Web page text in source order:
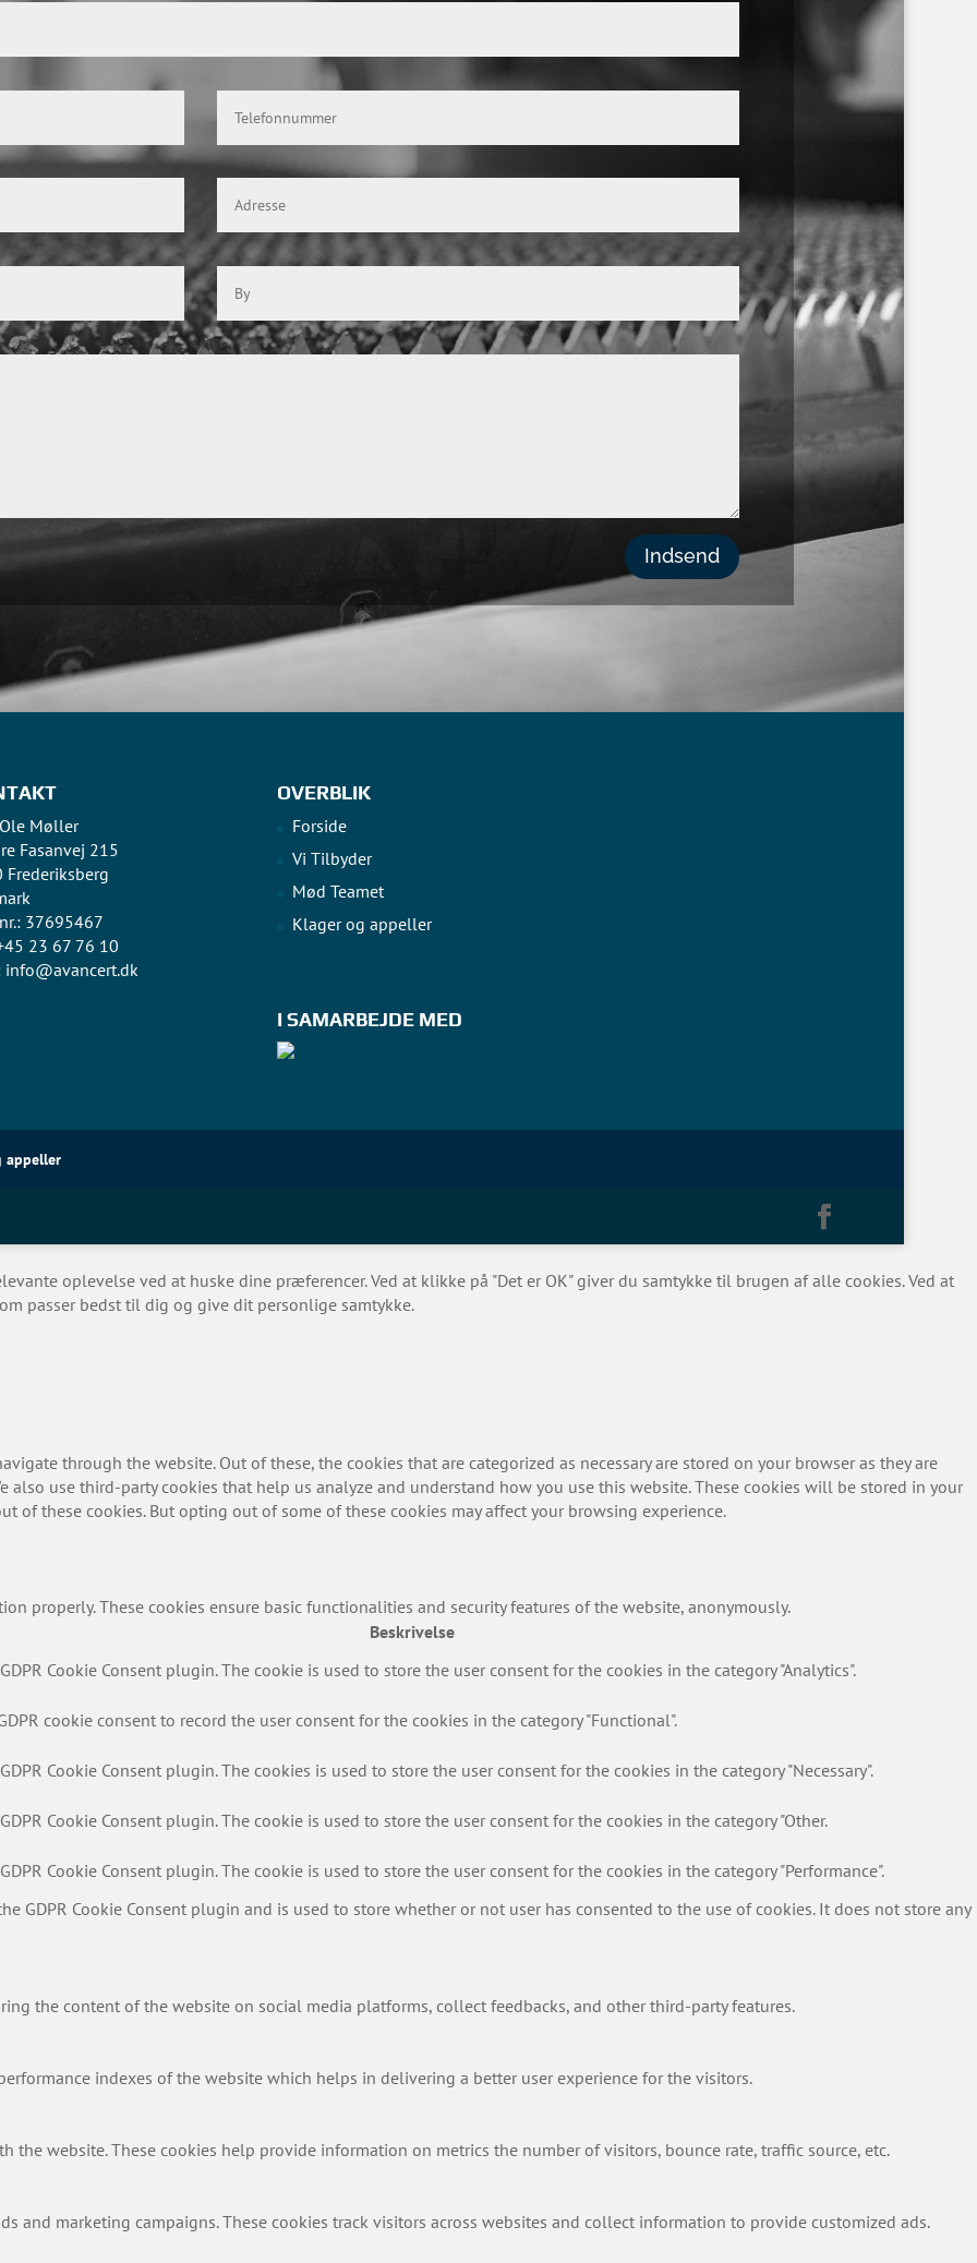
Indsend
Møller
Fasanvej 215
Frederiksberg
37695467
23 67 76 10
info@avancert.dk
OVERBLIK
Forside
Vi Tilbyder
Mød Teamet
Klager og appeller
I SAMARBEJDE MED
appeller
oplevelse ved at huske dine præferencer. Ved at klikke på "Det er OK" giver du samtykke til brugen af alle cookies. Ved at
passer bedst til dig og give dit personlige samtykke.
through the website. Out of these, the cookies that are categorized as necessary are stored on your browser as they are
use third-party cookies that help us analyze and understand how you use this website. These cookies will be stored in your
of these cookies. But opting out of some of these cookies may affect your browsing experience.
properly. These cookies ensure basic functionalities and security features of the website, anonymously.
Beskrivelse
Cookie Consent plugin. The cookie is used to store the user consent for the cookies in the category "Analytics".
cookie consent to record the user consent for the cookies in the category "Functional".
Cookie Consent plugin. The cookies is used to store the user consent for the cookies in the category "Necessary".
Cookie Consent plugin. The cookie is used to store the user consent for the cookies in the category "Other.
Cookie Consent plugin. The cookie is used to store the user consent for the cookies in the category "Performance".
GDPR Cookie Consent plugin and is used to store whether or not user has consented to the use of cookies. It does not store any
the content of the website on social media platforms, collect feedbacks, and other third-party features.
indexes of the website which helps in delivering a better user experience for the visitors.
website. These cookies help provide information on metrics the number of visitors, bounce rate, traffic source, etc.
and marketing campaigns. These cookies track visitors across websites and collect information to provide customized ads.